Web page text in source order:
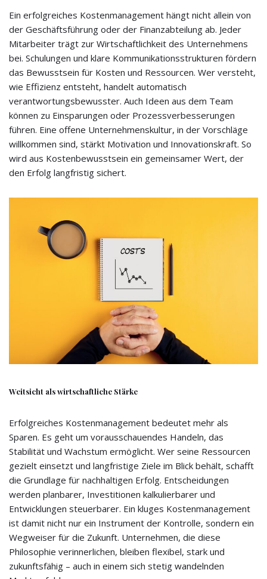
Ein erfolgreiches Kostenmanagement hängt nicht allein von
der Geschäftsführung oder der Finanzabteilung ab. Jeder
Mitarbeiter trägt zur Wirtschaftlichkeit des Unternehmens
bei. Schulungen und klare Kommunikationsstrukturen fördern
das Bewusstsein für Kosten und Ressourcen. Wer versteht,
wie Effizienz entsteht, handelt automatisch
verantwortungsbewusster. Auch Ideen aus dem Team
können zu Einsparungen oder Prozessverbesserungen
führen. Eine offene Unternehmenskultur, in der Vorschläge
willkommen sind, stärkt Motivation und Innovationskraft. So
wird aus Kostenbewusstsein ein gemeinsamer Wert, der
den Erfolg langfristig sichert.
Weitsicht als wirtschaftliche Stärke
Erfolgreiches Kostenmanagement bedeutet mehr als
Sparen. Es geht um vorausschauendes Handeln, das
Stabilität und Wachstum ermöglicht. Wer seine Ressourcen
gezielt einsetzt und langfristige Ziele im Blick behält, schafft
die Grundlage für nachhaltigen Erfolg. Entscheidungen
werden planbarer, Investitionen kalkulierbarer und
Entwicklungen steuerbarer. Ein kluges Kostenmanagement
ist damit nicht nur ein Instrument der Kontrolle, sondern ein
Wegweiser für die Zukunft. Unternehmen, die diese
Philosophie verinnerlichen, bleiben flexibel, stark und
zukunftsfähig – auch in einem sich stetig wandelnden